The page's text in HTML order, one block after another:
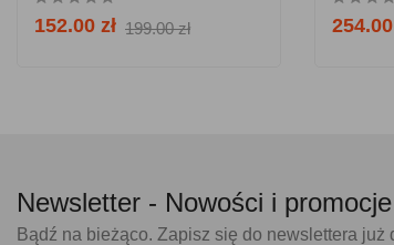
152.00 zł 199.00 zł 254.00
Newsletter - Nowości i promocje
Bądź na bieżąco. Zapisz się do newslettera już